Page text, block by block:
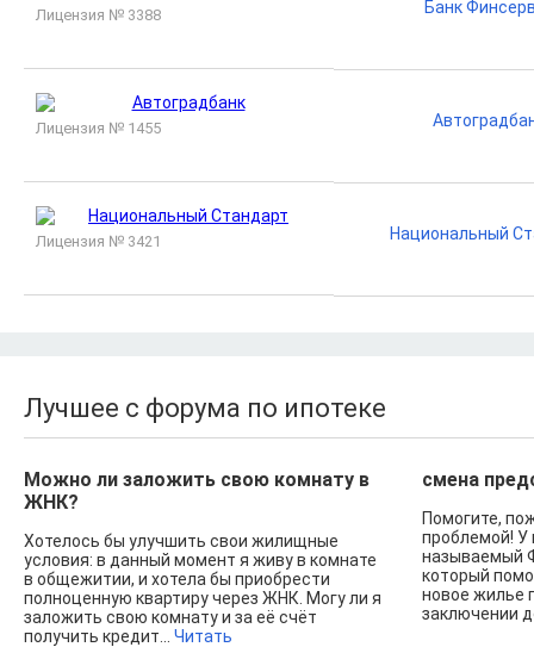
Лицензия № 3388 Банк
Лицензия № 1455
Лицензия № 3421 Национальный
Лучшее с форума по ипотеке
Можно ли заложить свою комнату в
ЖНК?
Хотелось бы улучшить свои жилищные
условия: в данный момент я живу в комнате
в общежитии, и хотела бы приобрести
полноценную квартиру через ЖНК. Могу ли я
заложить свою комнату и за её счёт
получить кредит... Читать
смена
Помогите,
проблемой! У
называемый
который
новое жилье
заключении